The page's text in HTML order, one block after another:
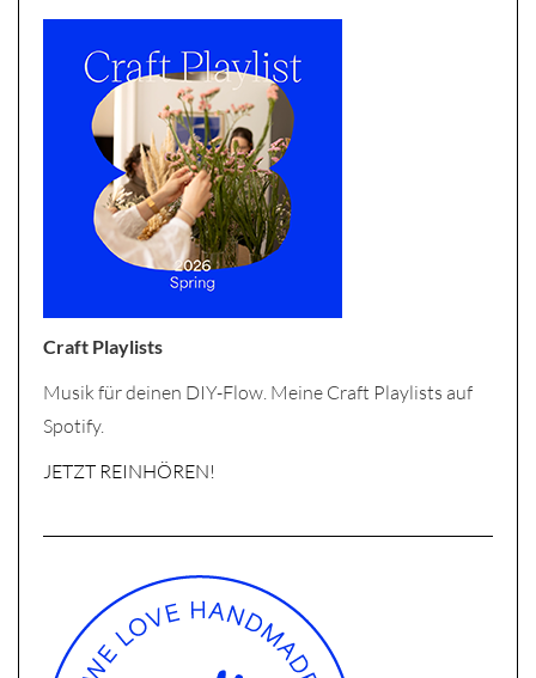
Craft Playlists
Musik für deinen DIY-Flow. Meine Craft Playlists auf
Spotify.
JETZT REINHÖREN!